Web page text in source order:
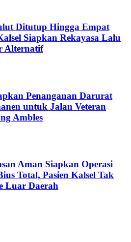
Ditutup Hingga Empat
Siapkan Rekayasa Lalu
Alternatif
Penanganan Darurat
untuk Jalan Veteran
Ambles
Aman Siapkan Operasi
Total, Pasien Kalsel Tak
Luar Daerah